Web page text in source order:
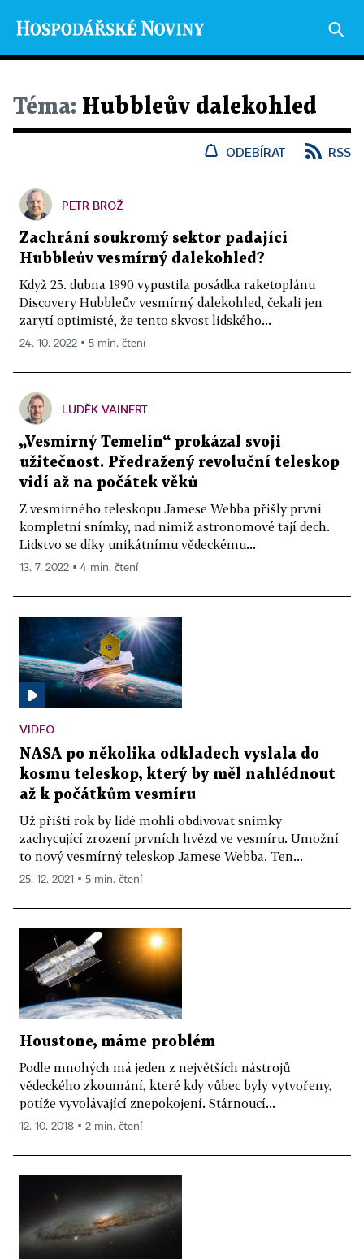
Téma: Hubbleův dalekohled
ODEBÍRAT RSS
PETR BROŽ
Zachrání soukromý sektor padající
Hubbleův vesmírný dalekohled?
Když 25. dubna 1990 vypustila posádka raketoplánu
Discovery Hubbleův vesmírný dalekohled, čekali jen
zarytí optimisté, že tento skvost lidského...
24. 10. 2022 ▪ 5 min. čtení
LUDĚK VAINERT
„Vesmírný Temelín“ prokázal svoji
užitečnost. Předražený revoluční teleskop
vidí až na počátek věků
Z vesmírného teleskopu Jamese Webba přišly první
kompletní snímky, nad nimiž astronomové tají dech.
Lidstvo se díky unikátnímu vědeckému...
13. 7. 2022 ▪ 4 min. čtení
VIDEO
NASA po několika odkladech vyslala do
kosmu teleskop, který by měl nahlédnout
až k počátkům vesmíru
Už příští rok by lidé mohli obdivovat snímky
zachycující zrození prvních hvězd ve vesmíru. Umožní
to nový vesmírný teleskop Jamese Webba. Ten...
25. 12. 2021 ▪ 5 min. čtení
Houstone, máme problém
Podle mnohých má jeden z největších nástrojů
vědeckého zkoumání, které kdy vůbec byly vytvořeny,
potíže vyvolávající znepokojení. Stárnoucí...
12. 10. 2018 ▪ 2 min. čtení